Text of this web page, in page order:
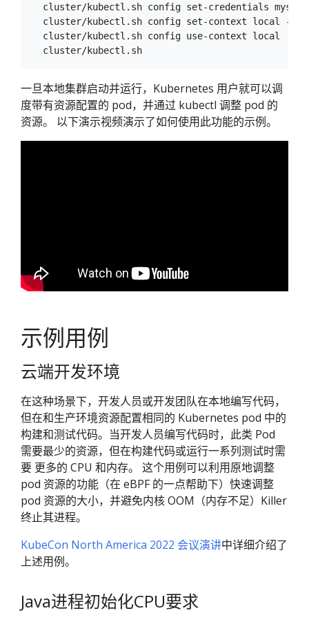
cluster/kubectl.sh config set-credentials
cluster/kubectl.sh config set-context local --
  cluster/kubectl.sh config use-context local
一旦本地集群启动并运行，Kubernetes 用户就可以调
度带有资源配置的 pod，并通过 kubectl 调整 pod 的
资源。 以下演示视频演示了如何使用此功能的示例。
示例用例
云端开发环境
在这种场景下，开发人员或开发团队在本地编写代码，
但在和生产环境资源配置相同的 Kubernetes pod 中的
构建和测试代码。当开发人员编写代码时，此类 Pod
需要最少的资源，但在构建代码或运行一系列测试时需
要 更多的 CPU 和内存。 这个用例可以利用原地调整
pod 资源的功能（在 eBPF 的一点帮助下）快速调整
pod 资源的大小，并避免内核 OOM（内存不足）Killer
终止其进程。
KubeCon North America 2022 会议演讲中详细介绍了
上述用例。
Java进程初始化CPU要求